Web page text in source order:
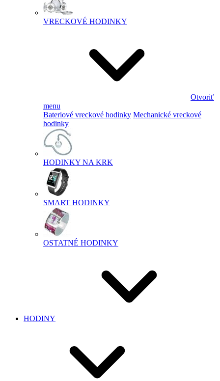
VRECKOVÉ HODINKY
Otvoriť
menu
Bateriové vreckové hodinky Mechanické vreckové
hodinky
HODINKY NA KRK
SMART HODINKY
OSTATNÉ HODINKY
HODINY